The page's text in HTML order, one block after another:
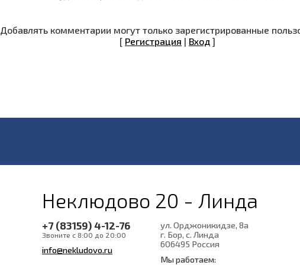
Добавлять комментарии могут только зарегистрированные
[ Регистрация | Вход ]
Неклюдово 20 - Линда
+7 (83159) 4-12-76
Звоните с 8:00 до 20:00
info@nekludovo.ru
ул. Орджоникидзе, 8а
г. Бор, с. Линда
606495 Россия
Мы работаем: